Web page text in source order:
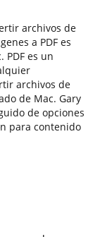
archivos de
a PDF es
PDF es un
archivos de
de Mac. Gary
de opciones
para contenido